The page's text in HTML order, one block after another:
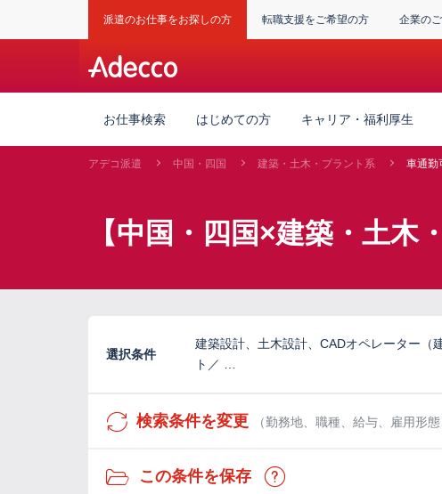
派遣のお仕事をお探しの方 転職支援をご希望の方 企業の
お仕事検索 はじめての方 キャリア・福利厚生
アデコ派遣 中国・四国 建築・土木・プラント系 車通勤
【中国・四国×建築・土木
選択条件
建築設計、土木設計、CADオペレーター（
ト／ …
検索条件を変更 （勤務地、職種、給与、雇用形
この条件を保存